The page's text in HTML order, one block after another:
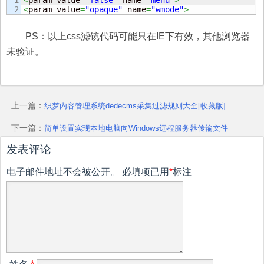
<param value="opaque" name="wmode">
PS：以上css滤镜代码可能只在IE下有效，其他浏览器
未验证。
上一篇：织梦内容管理系统dedecms采集过滤规则大全[收藏版]
下一篇：简单设置实现本地电脑向Windows远程服务器传输文件
发表评论
电子邮件地址不会被公开。 必填项已用*标注